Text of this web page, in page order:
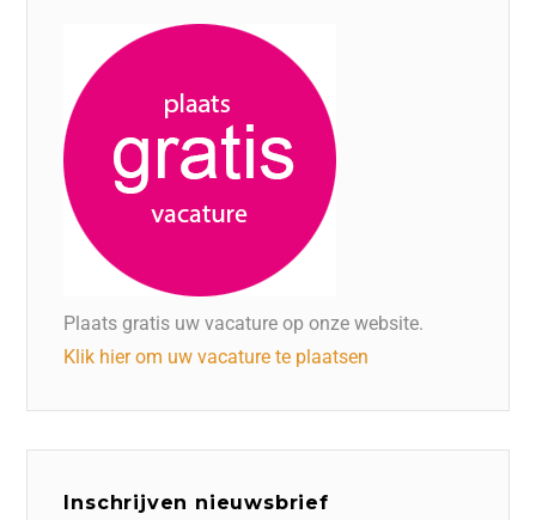
Plaats gratis uw vacature op onze website.
Klik hier om uw vacature te plaatsen
Inschrijven nieuwsbrief